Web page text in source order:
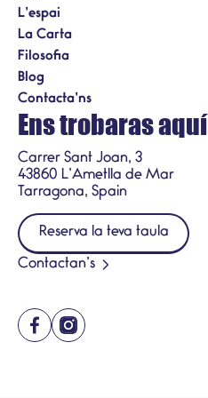
L’espai
La Carta
Filosofia
Blog
Contacta’ns
Ens trobaras aquí
Carrer Sant Joan, 3
43860 L’Ametlla de Mar
Tarragona, Spain
Reserva la teva taula
Contactan’s